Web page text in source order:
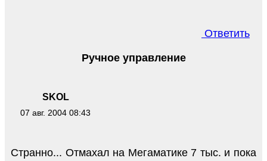
Ответить
SKOL
07 авг. 2004 08:43
Ручное управление
Странно... Отмахал на Мегаматике 7 тыс. и пока